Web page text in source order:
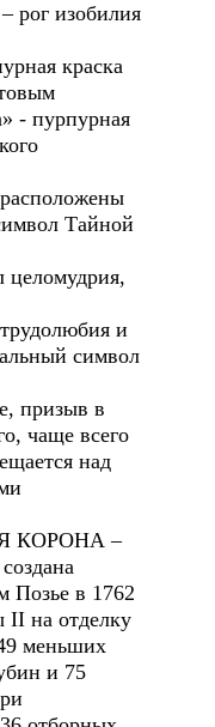
рог изобилия
краска
- пурпурная
Тайной
целомудрия,
и
символ
призыв в
чаще всего
над
КОРОНА –
Позье в 1762
II на отделку
меньших
и 75